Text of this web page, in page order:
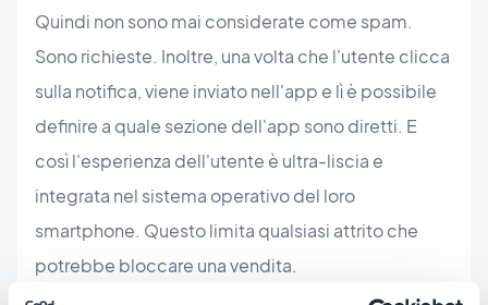
Quindi non sono mai considerate come spam.
Sono richieste. Inoltre, una volta che l'utente clicca
sulla notifica, viene inviato nell'app e lì è possibile
definire a quale sezione dell'app sono diretti. E
così l'esperienza dell'utente è ultra-liscia e
integrata nel sistema operativo del loro
smartphone. Questo limita qualsiasi attrito che
potrebbe bloccare una vendita.